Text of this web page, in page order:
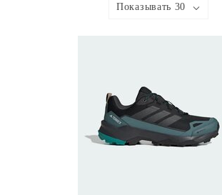
Показывать 30